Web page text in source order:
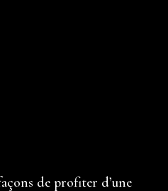
de profiter d’une